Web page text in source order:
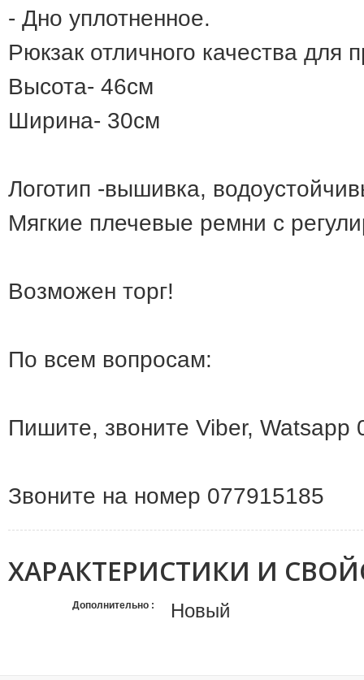
- Дно уплотненное.
Рюкзак отличного качества для
Высота- 46см
Ширина- 30см
Логотип -вышивка,
Мягкие плечевые ремни с
Возможен торг!
По всем вопросам:
Пишите, звоните Viber, Watsapp
Звоните на номер 077915185
ХАРАКТЕРИСТИКИ И
Дополнительно Новый